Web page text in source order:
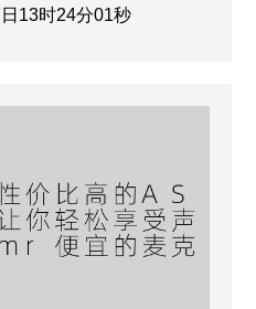
13时24分01秒